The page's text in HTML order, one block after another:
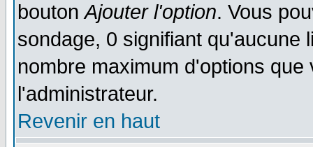
boutonAjouter l'option. Vous
sondage, 0 signifiant qu'aucune
nombre maximum d'options
l'administrateur.
Revenir en haut